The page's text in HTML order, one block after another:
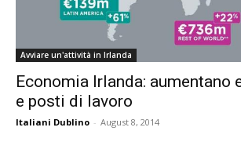
Avviare un'attività in Irlanda
Economia Irlanda: aumentano
e posti di lavoro
Italiani Dublino - August 8, 2014